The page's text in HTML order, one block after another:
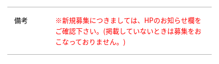
備考
※新規募集につきましては、HPのお知らせ欄を
ご確認下さい。(掲載していないときは募集をお
こなっておりません。)